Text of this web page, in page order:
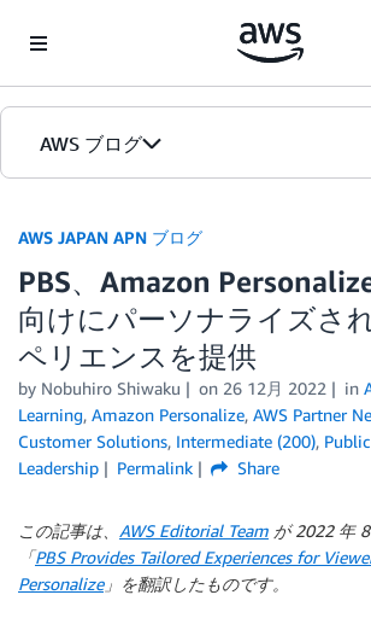
AWS ブログ
カテゴリ
エディション
AWS JAPAN APN ブログ
PBS、Amazon
向けにパーソナライズさ
ペリエンスを提供
by Nobuhiro Shiwaku on 26 12月 2022 in
Learning, Amazon Personalize, AWS Partner
Customer Solutions, Intermediate (200),
Leadership
Permalink Share
この記事は、 AWS Editorial Team が 2022 年
「PBS Provides Tailored Experiences for
Personalize」を翻訳したものです。